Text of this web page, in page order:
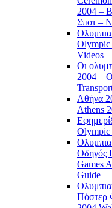
2004 –
Σποτ –
Olympic
Videos
Οι
2004 –
Αθήνα
Athens
Olympic
Οδηγός
Games
Guide
Πόστερ